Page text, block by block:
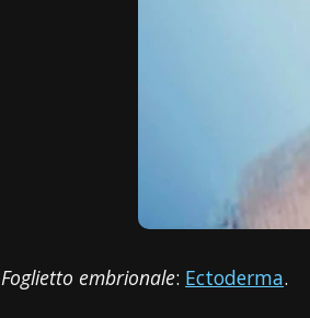
Foglietto embrionale: Ectoderma.